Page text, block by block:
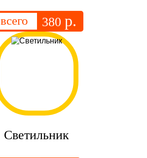
всего 380 р.
Светильник